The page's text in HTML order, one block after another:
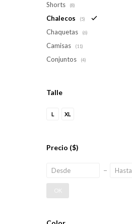
Shorts (8)
Chalecos (5)
Chaquetas (6)
Camisas (11)
Conjuntos (4)
Talle
L XL
Precio ($)
OK